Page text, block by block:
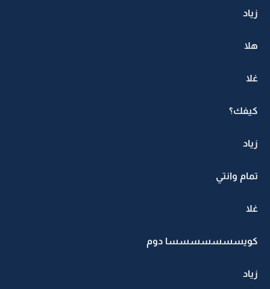
زياد
هلا
غلا
كيفك؟
زياد
تمام وانتي
غلا
كويسسسسسسسا دوم
زياد